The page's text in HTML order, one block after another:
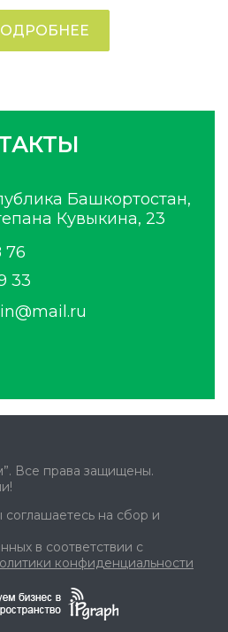
Башкортостан,
Кувыкина, 23
76
33
Все права защищены.
на сбор и
в соответствии с
конфиденциальности